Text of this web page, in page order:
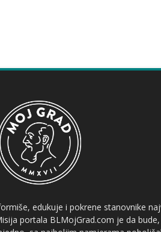
edukuje i pokrene stanovnike
portala BLMojGrad.com je da